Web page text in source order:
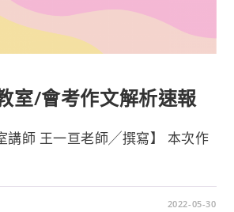
室/會考作文解析速報
講師 王一亘老師╱撰寫】 本次作
2022-05-30